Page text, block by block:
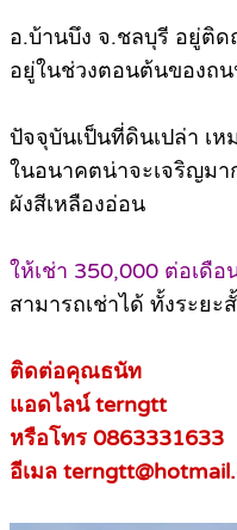
อ.บ้านบึง จ.ชลบุรี อยู่ติ
อยู่ในช่วงตอนต้นของถน
ปัจจุบันเป็นที่ดินเปล่า เ
ในอนาคตน่าจะเจริญมา
‭ผังสีเหลืองอ่อน‬
ให้เช่า 350,000 ต่อเดือ
สามารถเช่าได้ ทั้งระยะ
ติดต่อคุณธนัท
แอดไลน์ terngtt
หรือโทร 0863331633
อีเมล